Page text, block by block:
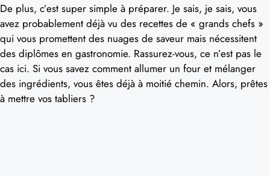
De plus, c’est super simple à préparer. Je sais, je sais, vous
avez probablement déjà vu des recettes de « grands chefs »
qui vous promettent des nuages de saveur mais nécessitent
des diplômes en gastronomie. Rassurez-vous, ce n’est pas le
cas ici. Si vous savez comment allumer un four et mélanger
des ingrédients, vous êtes déjà à moitié chemin. Alors, prêtes
à mettre vos tabliers ?